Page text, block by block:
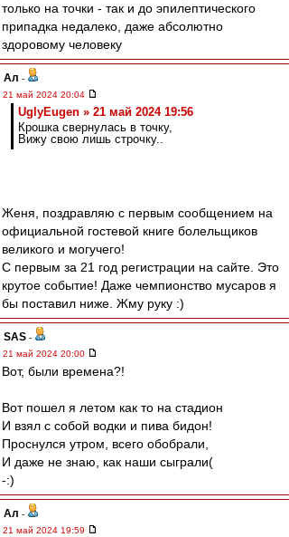
только на точки - так и до эпилептического
припадка недалеко, даже абсолютно
здоровому человеку
Ал -
21 май 2024 20:04
UglyEugen » 21 май 2024 19:56
Крошка свернулась в точку,
Вижу свою лишь строчку..
Женя, поздравляю с первым сообщением на
официальной гостевой книге болельщиков
великого и могучего!
С первым за 21 год регистрации на сайте. Это
крутое событие! Даже чемпионство мусаров я
бы поставил ниже. Жму руку :)
SAS -
21 май 2024 20:00
Вот, были времена?!
Вот пошел я летом как то на стадион
И взял с собой водки и пива бидон!
Проснулся утром, всего обобрали,
И даже не знаю, как наши сыграли(
-:)
Ал -
21 май 2024 19:59